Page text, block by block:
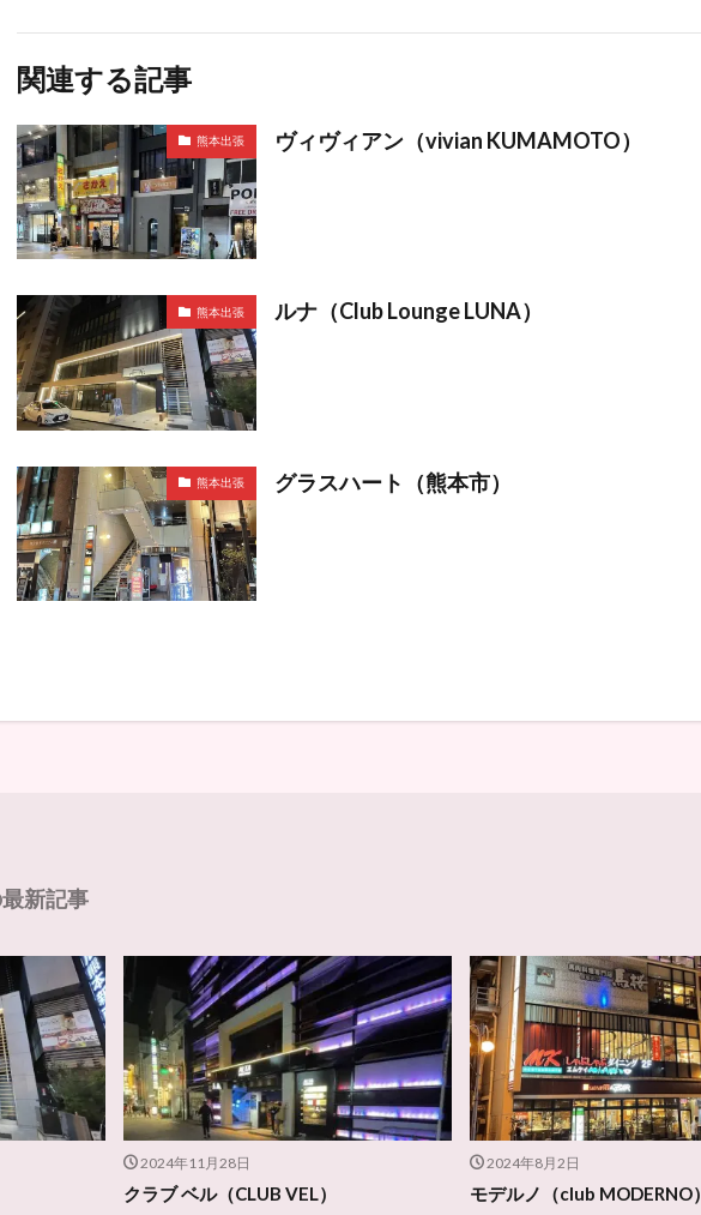
関連する記事
熊本出張 ヴィヴィアン（vivian KUMAMOTO）
熊本出張 ルナ（Club Lounge LUNA）
熊本出張 グラスハート（熊本市）
新記事
2024年11月28日
クラブ ベル（CLUB VEL）
2024年8月2日
モデルノ（club MODERNO）